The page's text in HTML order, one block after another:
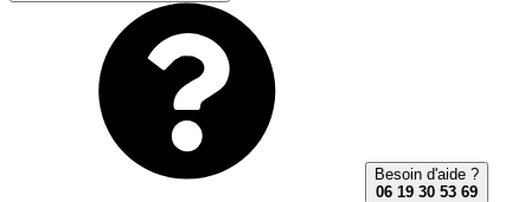
Besoin d'aide ?
06 19 30 53 69